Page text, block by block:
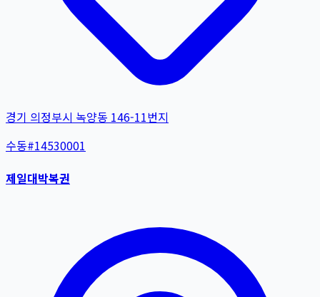
경기 의정부시 녹양동 146-11번지
수동#14530001
제일대박복권